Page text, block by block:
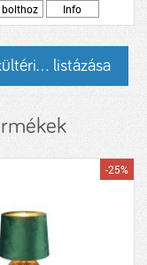
bolthoz
Info
listázása
-25%